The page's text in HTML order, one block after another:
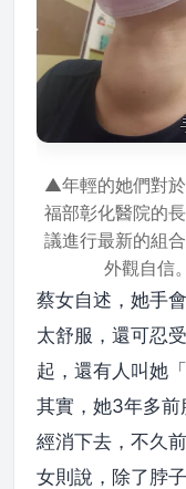
▲年輕的她們對
福部彰化醫院的
議進行最新的組
外觀自信
蔡女自述，她手
太舒服，還可忍
起，還有人叫她
其實，她3年多前
經消下去，不久
女則說，除了脖